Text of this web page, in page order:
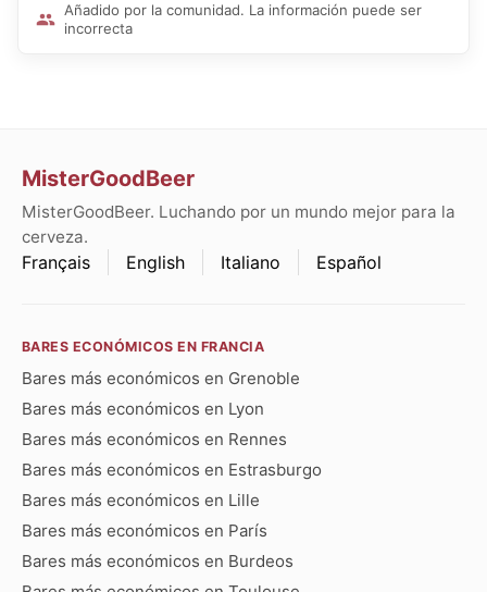
Añadido por la comunidad. La información puede ser
incorrecta
MisterGoodBeer
MisterGoodBeer. Luchando por un mundo mejor para la
cerveza.
Français English Italiano Español
BARES ECONÓMICOS EN FRANCIA
Bares más económicos en Grenoble
Bares más económicos en Lyon
Bares más económicos en Rennes
Bares más económicos en Estrasburgo
Bares más económicos en Lille
Bares más económicos en París
Bares más económicos en Burdeos